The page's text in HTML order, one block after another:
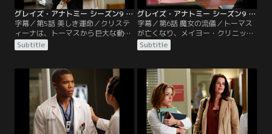
グレイズ・アナトミー シーズン9 第05話／字幕
字幕／第5話 美しき運命／クリステ
ィーナは、トーマスから巨大な動脈
瘤の修復と心疾患の治療という2つ
のオペに誘われて大喜び。最初のオ
うハプニングが起きるが、トーマス
の追放を目論むパーカーをクリステ
ィーナが説得し、なんとか2つめの
オペに入る。ところが、今度はオペ
中にトーマスが倒れてしまい…。
Subtitle
グレイズ・アナトミー シーズン9 第06話／字幕
字幕／第6話 魔女の流儀／トーマス
が亡くなり、メイヨー・クリニック
にいる意味が見いだせなくなったク
リスティーナが、心臓外科のフェロ
ろが新任の心臓外科チーフのラッセ
ルは、クリスティーナの腕を買い、
好きにしていいと放任する。トーマ
スの教えを胸に、クリスティーナは
インターンたちをこき使いながら、
彼らの意欲を駆り立てていく。
Subtitle